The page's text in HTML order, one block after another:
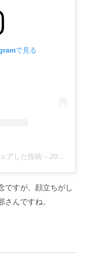
で見る
アした投稿 – 2017年 5月月3日午後10時51分PDT
ですが、顔立ちがし
さんですね。